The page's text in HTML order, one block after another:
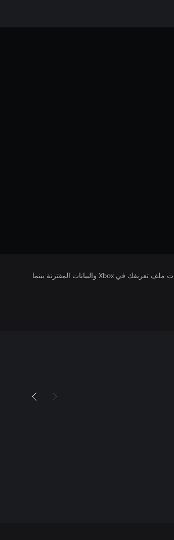
يتلقى ناشرو الألعاب التي تقوم بتشغيلها وصولاً إلى معلومات ملف تعريفك في Xbox والبيانات المقترنة بينما